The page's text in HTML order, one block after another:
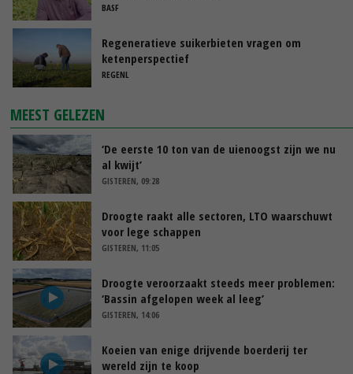
BASF
Regeneratieve suikerbieten vragen om
ketenperspectief
REGENL
MEEST GELEZEN
‘De eerste 10 ton van de uienoogst zijn we nu
al kwijt’
GISTEREN, 09:28
Droogte raakt alle sectoren, LTO waarschuwt
voor lege schappen
GISTEREN, 11:05
Droogte veroorzaakt steeds meer problemen:
‘Bassin afgelopen week al leeg’
GISTEREN, 14:06
Koeien van enige drijvende boerderij ter
wereld zijn te koop